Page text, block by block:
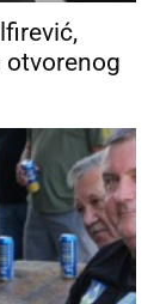
otvorenog